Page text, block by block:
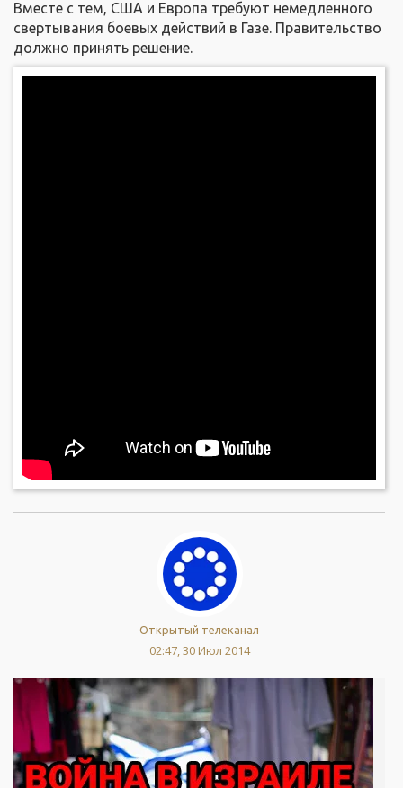
Вместе с тем, США и Европа требуют немедленного
свертывания боевых действий в Газе. Правительство
должно принять решение.
Открытый телеканал
02:47, 30 Июл 2014